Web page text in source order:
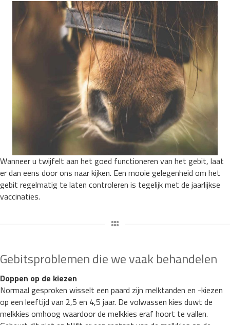
Wanneer u twijfelt aan het goed functioneren van het gebit, laat
er dan eens door ons naar kijken. Een mooie gelegenheid om het
gebit regelmatig te laten controleren is tegelijk met de jaarlijkse
vaccinaties.
Gebitsproblemen die we vaak behandelen
Doppen op de kiezen
Normaal gesproken wisselt een paard zijn melktanden en -kiezen
op een leeftijd van 2,5 en 4,5 jaar. De volwassen kies duwt de
melkkies omhoog waardoor de melkkies eraf hoort te vallen.